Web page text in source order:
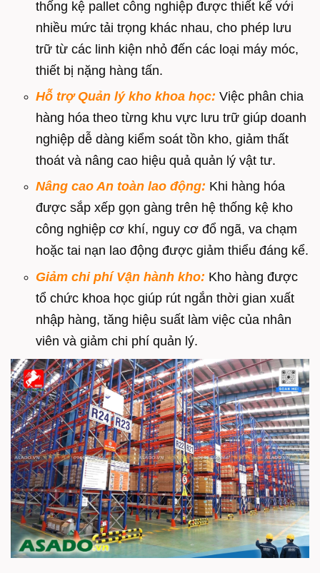
thống kệ pallet công nghiệp được thiết kế với
nhiều mức tải trọng khác nhau, cho phép lưu
trữ từ các linh kiện nhỏ đến các loại máy móc,
thiết bị nặng hàng tấn.
Hỗ trợ Quản lý kho khoa học: Việc phân chia
hàng hóa theo từng khu vực lưu trữ giúp doanh
nghiệp dễ dàng kiểm soát tồn kho, giảm thất
thoát và nâng cao hiệu quả quản lý vật tư.
Nâng cao An toàn lao động: Khi hàng hóa
được sắp xếp gọn gàng trên hệ thống kệ kho
công nghiệp cơ khí, nguy cơ đổ ngã, va chạm
hoặc tai nạn lao động được giảm thiểu đáng kể.
Giảm chi phí Vận hành kho: Kho hàng được
tổ chức khoa học giúp rút ngắn thời gian xuất
nhập hàng, tăng hiệu suất làm việc của nhân
viên và giảm chi phí quản lý.